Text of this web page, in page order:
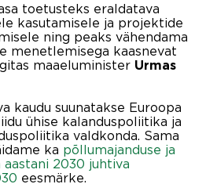
toetusteks eraldatava
kasutamisele ja projektide
ning peaks vähendama
menetlemisega kaasnevat
maaeluminister Urmas
kaudu suunatakse Euroopa
ühise kalanduspoliitika ja
valdkonda. Sama
ka põllumajanduse ja
2030 juhtiva
eesmärke.